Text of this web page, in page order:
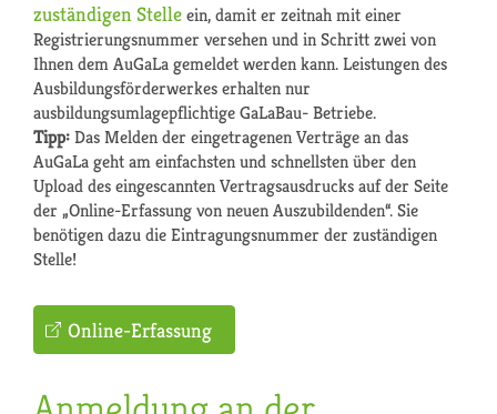
zuständigen Stelleein, damit er zeitnah mit einer
Registrierungsnummer versehen und in Schritt zwei von
Ihnen dem AuGaLa gemeldet werden kann. Leistungen des
Ausbildungsförderwerkes erhalten nur
ausbildungsumlagepflichtige GaLaBau- Betriebe.
Tipp:Das Melden der eingetragenen Verträge an das
AuGaLa geht am einfachsten und schnellsten über den
Upload des eingescannten Vertragsausdrucks auf der Seite
der „Online-Erfassung von neuen Auszubildenden“. Sie
benötigen dazu die Eintragungsnummer der zuständigen
Stelle!
Online-Erfassung